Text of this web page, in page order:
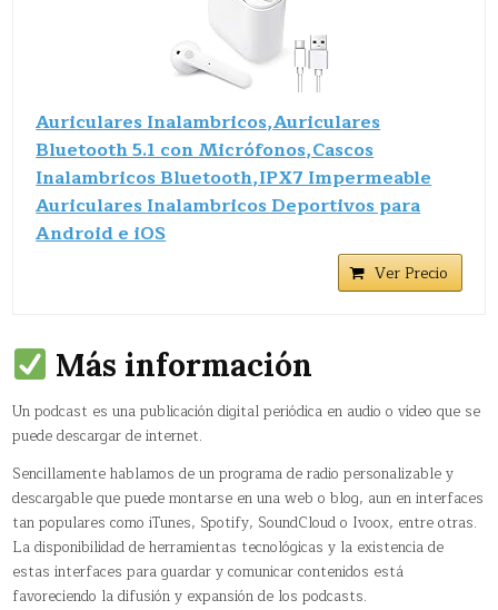
Auriculares Inalambricos,Auriculares
Bluetooth 5.1 con Micrófonos,Cascos
Inalambricos Bluetooth,IPX7 Impermeable
Auriculares Inalambricos Deportivos para
Android e iOS
Ver Precio
Más información
Un podcast es una publicación digital periódica en audio o vídeo que se
puede descargar de internet.
Sencillamente hablamos de un programa de radio personalizable y
descargable que puede montarse en una web o blog, aun en interfaces
tan populares como iTunes, Spotify, SoundCloud o Ivoox, entre otras.
La disponibilidad de herramientas tecnológicas y la existencia de
estas interfaces para guardar y comunicar contenidos está
favoreciendo la difusión y expansión de los podcasts.